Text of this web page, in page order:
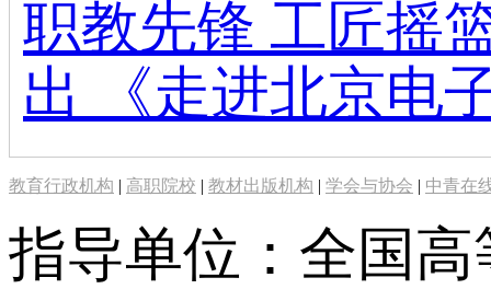
职教先锋 工匠摇
出 《走进北京电
教育行政机构 | 高职院校 | 教材出版机构 | 学会与协会 | 中青在
指导单位：全国